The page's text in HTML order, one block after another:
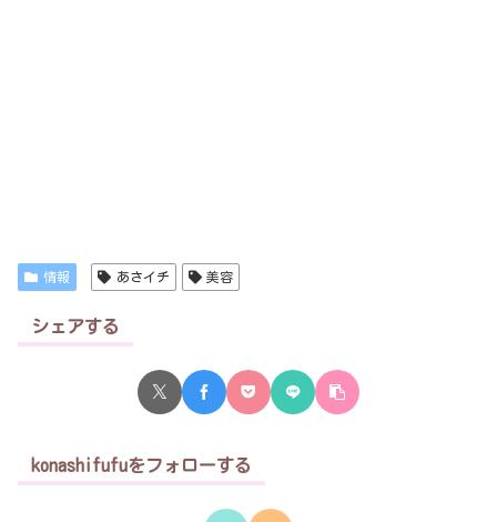
情報 あさイチ 美容
シェアする
konashifufuをフォローする